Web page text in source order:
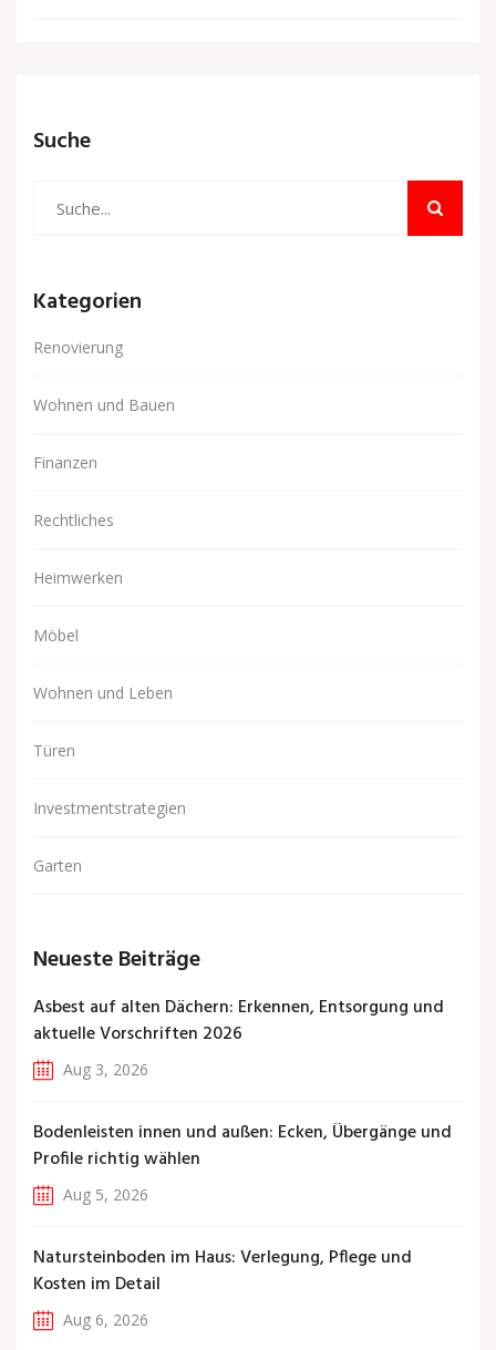
Suche
Kategorien
Renovierung
Wohnen und Bauen
Finanzen
Rechtliches
Heimwerken
Möbel
Wohnen und Leben
Türen
Investmentstrategien
Garten
Neueste Beiträge
Asbest auf alten Dächern: Erkennen, Entsorgung und
aktuelle Vorschriften 2026
Aug 3, 2026
Bodenleisten innen und außen: Ecken, Übergänge und
Profile richtig wählen
Aug 5, 2026
Natursteinboden im Haus: Verlegung, Pflege und
Kosten im Detail
Aug 6, 2026